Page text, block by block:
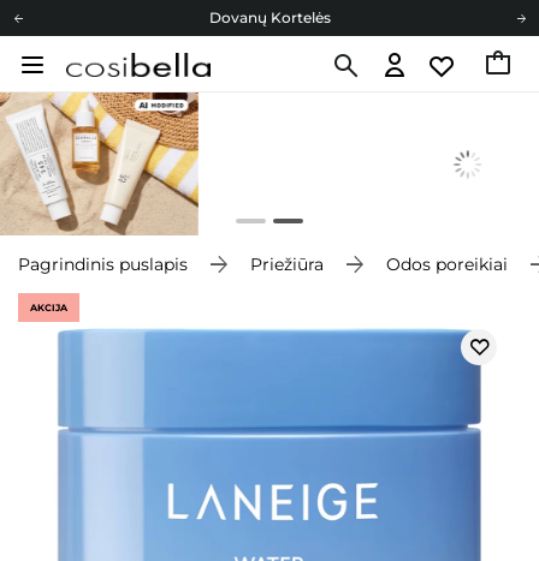
Dovanų Kortelės
Cosibella lojalumo programa
Pagrindinis puslapis Priežiūra Odos poreikiai
AKCIJA